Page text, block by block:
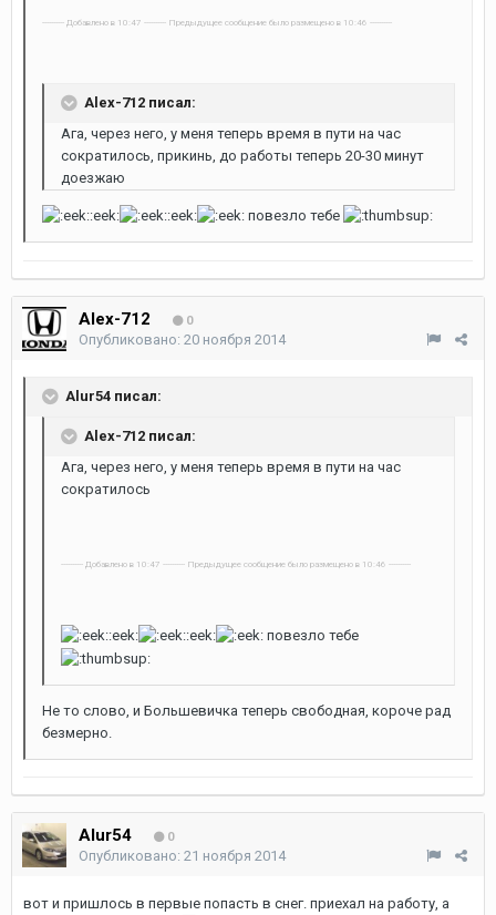
---------- Добавлено в 10:47 ---------- Предыдущее сообщение было размещено в 10:46 ----------
Alex-712 писал:
Ага, через него, у меня теперь время в пути на час
сократилось, прикинь, до работы теперь 20-30 минут
доезжаю
:eek: :eek: повезло тебе
Alex-712 0
Опубликовано: 20 ноября 2014
Alur54 писал:
Alex-712 писал:
Ага, через него, у меня теперь время в пути на час
сократилось
---------- Добавлено в 10:47 ---------- Предыдущее сообщение было размещено в 10:46 ----------
:eek: :eek: повезло тебе
Не то слово, и Большевичка теперь свободная, короче рад
безмерно.
Alur54 0
Опубликовано: 21 ноября 2014
вот и пришлось в первые попасть в снег. приехал на работу, а